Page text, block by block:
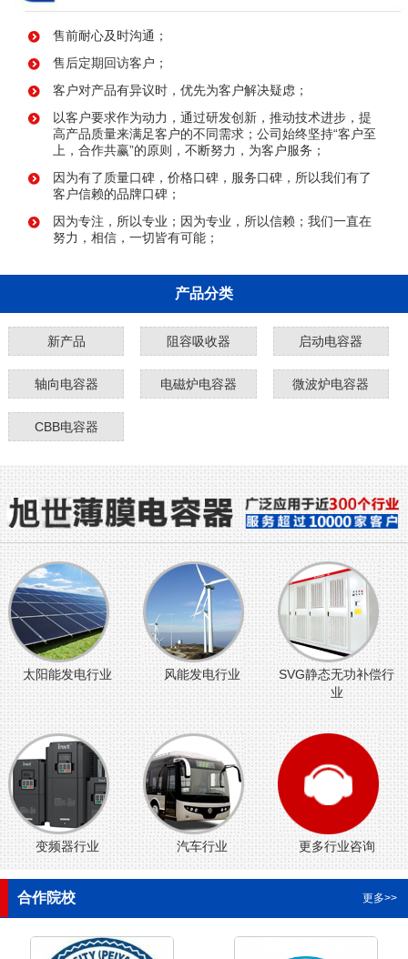
售前耐心及时沟通；
售后定期回访客户；
客户对产品有异议时，优先为客户解决疑虑；
以客户要求作为动力，通过研发创新，推动技术进步，提
高产品质量来满足客户的不同需求；公司始终坚持“客户至
上，合作共赢”的原则，不断努力，为客户服务；
因为有了质量口碑，价格口碑，服务口碑，所以我们有了
客户信赖的品牌口碑；
因为专注，所以专业；因为专业，所以信赖；我们一直在
努力，相信，一切皆有可能；
产品分类
新产品 阻容吸收器 启动电容器
轴向电容器 电磁炉电容器 微波炉电容器
CBB电容器
太阳能发电行业 风能发电行业
SVG静态无功补偿行
业
变频器行业 汽车行业 更多行业咨询
合作院校 更多>>